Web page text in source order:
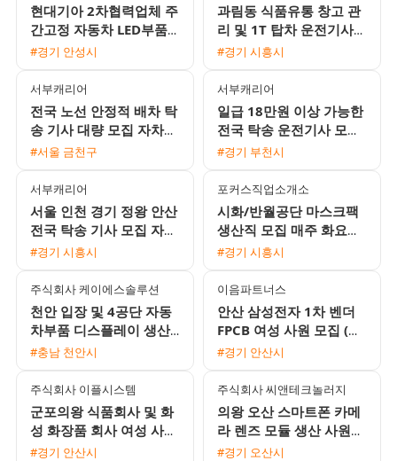
현대기아 2차협력업체 주
간고정 자동차 LED부품
조립 검사 자재피더 모집
#경기 안성시
과림동 식품유통 창고 관
리 및 1T 탑차 운전기사
채용
#경기 시흥시
서부캐리어
전국 노선 안정적 배차 탁
송 기사 대량 모집 자차
없어도 가능 자유 근무
#서울 금천구
서부캐리어
일급 18만원 이상 가능한
전국 탁송 운전기사 모집
합니다 (초보 및 외국인
#경기 부천시
서부캐리어
서울 인천 경기 정왕 안산
전국 탁송 기사 모집 자차
없이 초보 가능
#경기 시흥시
포커스직업소개소
시화/반월공단 마스크팩
생산직 모집 매주 화요일
주급 지급 및 통근버스 운
#경기 시흥시
주식회사 케이에스솔루션
천안 입장 및 4공단 자동
차부품 디스플레이 생산
품질 사원 모집
#충남 천안시
이음파트너스
안산 삼성전자 1차 벤더
FPCB 여성 사원 모집 (상
여금 300프로 및 풍부한
#경기 안산시
주식회사 이플시스템
군포의왕 식품회사 및 화
성 화장품 회사 여성 사원
모집 (일급/주급 선택 가
#경기 안산시
주식회사 씨앤테크놀러지
의왕 오산 스마트폰 카메
라 렌즈 모듈 생산 사원
모집 주야2교대 및 주간
#경기 오산시